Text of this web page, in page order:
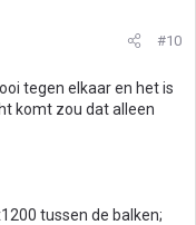
#10
tegen elkaar en het is
komt zou dat alleen
tussen de balken;